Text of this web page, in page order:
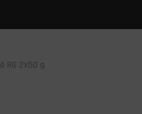
RG 2x50 g